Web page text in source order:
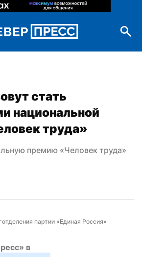
стать
национальной
труда»
премию «Человек труда»
партии «Единая Россия»
в